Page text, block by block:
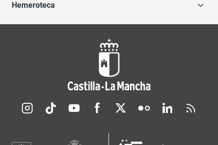
Hemeroteca
Redes sociales JCCM